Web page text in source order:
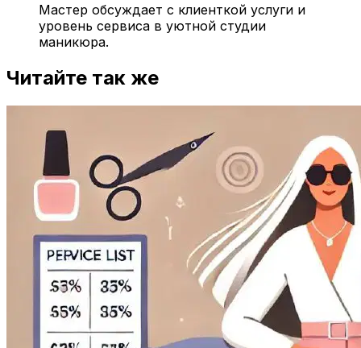
Мастер обсуждает с клиенткой услуги и
уровень сервиса в уютной студии
маникюра.
Читайте так же